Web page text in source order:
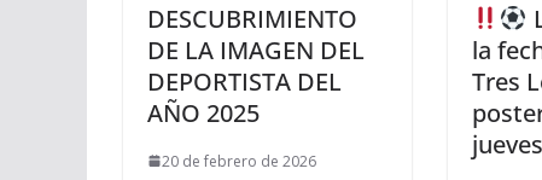
DESCUBRIMIENTO
DE LA IMAGEN DEL
DEPORTISTA DEL
AÑO 2025
20 de febrero de 2026
la
Tres